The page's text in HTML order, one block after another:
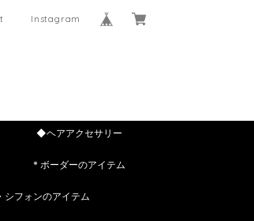
Instagram
◆ヘアアクセサリー
* ボーダーのアイテム
シフォンのアイテム